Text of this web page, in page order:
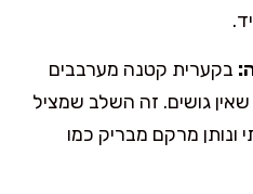
בקערית קטנה מערבבים
גושים. זה השלב שמציל
ונותן מרקם מבריק כמו